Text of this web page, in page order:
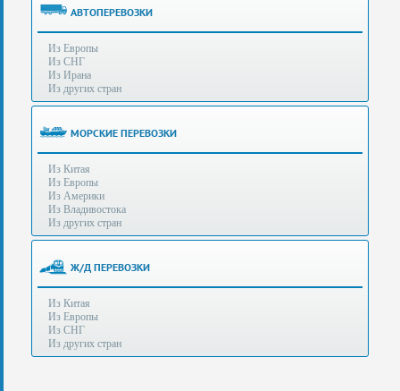
(Без
выходных
8:00
до
21:30)
Таможенное
оформление
грузов
аэропортах
Москвы
Шереметьево,
Внуково,
также
авиа,
АВТОПЕРЕВОЗКИ
Из Европы
Из СНГ
Из Ирана
Из других стран
МОРСКИЕ ПЕРЕВОЗКИ
Из Китая
Из Европы
Из Америки
Из Владивостока
Из других стран
Ж/Д ПЕРЕВОЗКИ
Из Китая
Из Европы
Из СНГ
Из других стран